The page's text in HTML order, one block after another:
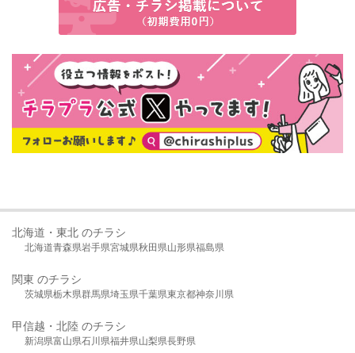
北海道・東北 のチラシ
北海道青森県岩手県宮城県秋田県山形県福島県
関東 のチラシ
茨城県栃木県群馬県埼玉県千葉県東京都神奈川県
甲信越・北陸 のチラシ
新潟県富山県石川県福井県山梨県長野県